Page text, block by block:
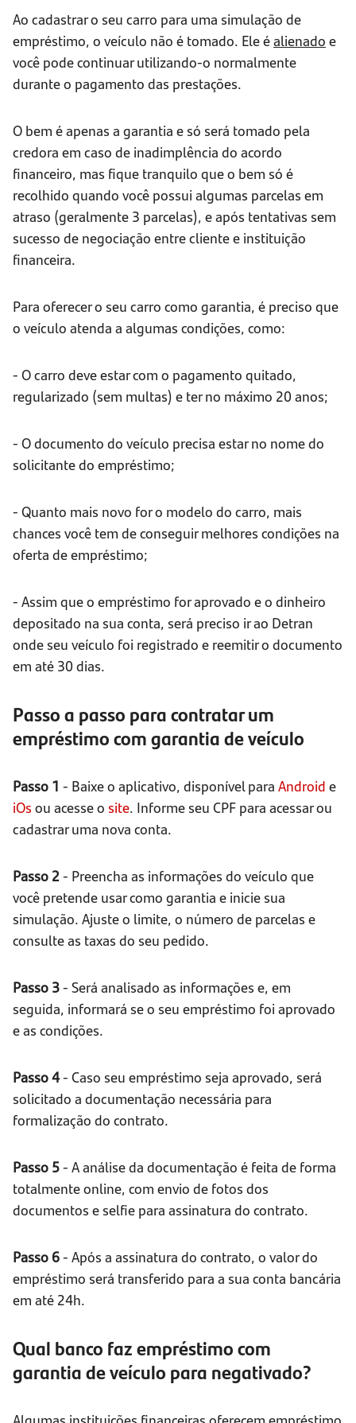
Ao cadastrar o seu carro para uma simulação de
empréstimo, o veículo não é tomado. Ele éalienado e
você pode continuar utilizando-o normalmente
durante o pagamento das prestações.
O bem é apenas a garantia e só será tomado pela
credora em caso de inadimplência do acordo
financeiro, mas fique tranquilo que o bem só é
recolhido quando você possui algumas parcelas em
atraso (geralmente 3 parcelas), e após tentativas sem
sucesso de negociação entre cliente e instituição
financeira.
Para oferecer o seu carro como garantia, é preciso que
o veículo atenda a algumas condições, como:
- O carro deve estar com o pagamento quitado,
regularizado (sem multas) e ter no máximo 20 anos;
- O documento do veículo precisa estar no nome do
solicitante do empréstimo;
- Quanto mais novo for o modelo do carro, mais
chances você tem de conseguir melhores condições na
oferta de empréstimo;
- Assim que o empréstimo for aprovado e o dinheiro
depositado na sua conta, será preciso ir ao Detran
onde seu veículo foi registrado e reemitir o documento
em até 30 dias.
Passo a passo para contratar um
empréstimo com garantia de veículo
Passo 1 - Baixe o aplicativo, disponível para Android e
iOs ou acesse o site. Informe seu CPF para acessar ou
cadastrar uma nova conta.
Passo 2- Preencha as informações do veículo que
você pretende usar como garantia e inicie sua
simulação. Ajuste o limite, o número de parcelas e
consulte as taxas do seu pedido.
Passo 3- Será analisado as informações e, em
seguida, informará se o seu empréstimo foi aprovado
e as condições.
Passo 4- Caso seu empréstimo seja aprovado, será
solicitado a documentação necessária para
formalização do contrato.
Passo 5- A análise da documentação é feita de forma
totalmente online, com envio de fotos dos
documentos e selfie para assinatura do contrato.
Passo 6- Após a assinatura do contrato, o valor do
empréstimo será transferido para a sua conta bancária
em até 24h.
Qual banco faz empréstimo com
garantia de veículo para negativado?